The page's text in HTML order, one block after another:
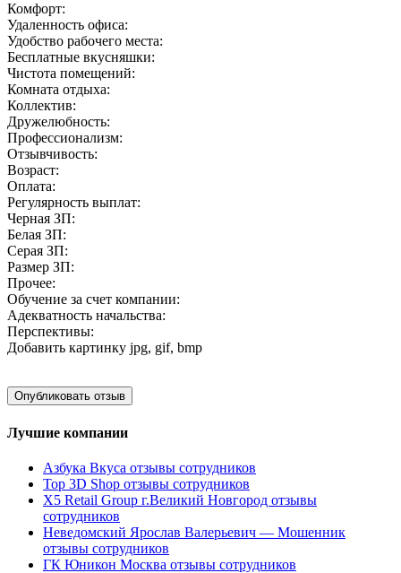
Комфорт:
Удаленность офиса:
Удобство рабочего места:
Бесплатные вкусняшки:
Чистота помещений:
Комната отдыха:
Коллектив:
Дружелюбность:
Профессионализм:
Отзывчивость:
Возраст:
Оплата:
Регулярность выплат:
Черная ЗП:
Белая ЗП:
Серая ЗП:
Размер ЗП:
Прочее:
Обучение за счет компании:
Адекватность начальства:
Перспективы:
Добавить картинку jpg, gif, bmp
Лучшие компании
Азбука Вкуса отзывы сотрудников
Top 3D Shop отзывы сотрудников
X5 Retail Group г.Великий Новгород отзывы
сотрудников
Неведомский Ярослав Валерьевич — Мошенник
отзывы сотрудников
ГК Юникон Москва отзывы сотрудников